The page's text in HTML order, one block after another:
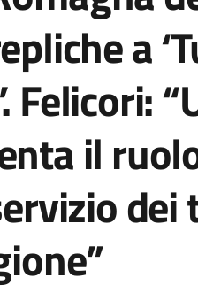
a
Felicori:
il